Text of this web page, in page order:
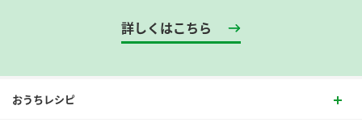
詳しくはこちら
おうちレシピ